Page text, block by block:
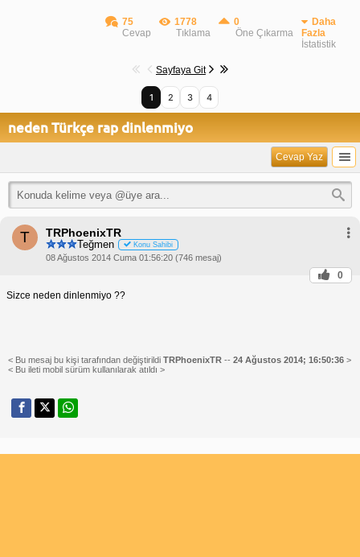
75
Cevap
1778
Tıklama
0
Öne Çıkarma
Daha
Fazla
İstatistik
Sayfaya Git
1 2 3 4
neden Türkçe rap dinlenmiyo
Cevap Yaz
T TRPhoenixTR
Teğmen Konu Sahibi
08 Ağustos 2014 Cuma 01:56:20 (746 mesaj)
0
Sizce neden dinlenmiyo ??
< Bu mesaj bu kişi tarafından değiştirildi TRPhoenixTR -- 24 Ağustos 2014; 16:50:36 >
< Bu ileti mobil sürüm kullanılarak atıldı >